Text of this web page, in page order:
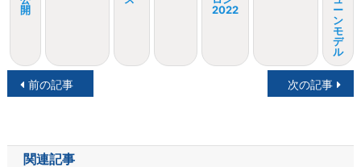
開
2022
ー
ン
モ
デ
ル
投
ナ
前の記事 次の記事
関連記事